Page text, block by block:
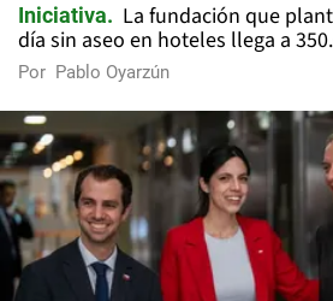
Iniciativa
La fundación que
día sin aseo en hoteles llega a
Por Pablo Oyarzún